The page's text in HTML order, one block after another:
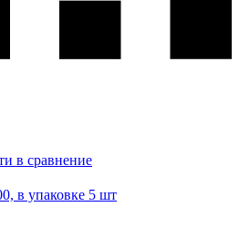
в сравнение
в упаковке 5 шт